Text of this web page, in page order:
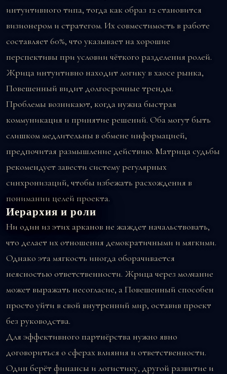
интуитивного типа, тогда как образ 12 становится
визионером и стратегом. Их совместимость в работе
составляет 60%, что указывает на хорошие
перспективы при условии чёткого разделения ролей.
Жрица интуитивно находит логику в хаосе рынка,
Повешенный видит долгосрочные тренды.
Проблемы возникают, когда нужна быстрая
коммуникация и принятие решений. Оба могут быть
слишком медлительны в обмене информацией,
предпочитая размышление действию. Матрица судьбы
рекомендует завести систему регулярных
синхронизаций, чтобы избежать расхождения в
понимании целей проекта.
Иерархия и роли
Ни один из этих арканов не жаждет начальствовать,
что делает их отношения демократичными и мягкими.
Однако эта мягкость иногда оборачивается
неясностью ответственности. Жрица через молчание
может выражать несогласие, а Повешенный способен
просто уйти в свой внутренний мир, оставив проект
без руководства.
Для эффективного партнёрства нужно явно
договориться о сферах влияния и ответственности.
Один берёт финансы и логистику, другой развитие и